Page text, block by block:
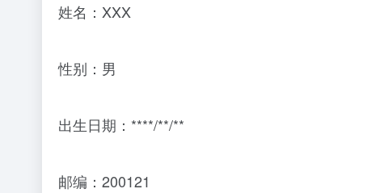
姓名：XXX
性别：男
出生日期：****/**/**
邮编：200121